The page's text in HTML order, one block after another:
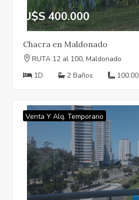
U$S 400.000
Chacra en Maldonado
RUTA 12 al 100, Maldonado
1D
2 Baños 100.00
Venta Y Alq. Temporario